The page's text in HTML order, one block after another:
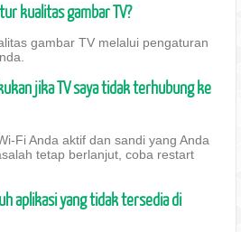
kualitas gambar TV?
gambar TV melalui pengaturan
jika TV saya tidak terhubung ke
Fi Anda aktif dan sandi yang Anda
tetap berlanjut, coba restart
aplikasi yang tidak tersedia di